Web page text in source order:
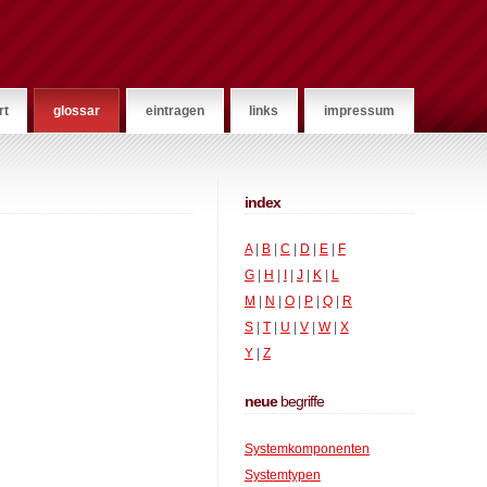
glossar eintragen links impressum
index
A| B| C D E|
F
G| H J| K|
L
M
N O| P| Q|
R
S| T| U V| W| X
Y| Z
neuebegriffe
Systemkomponenten
Systemtypen